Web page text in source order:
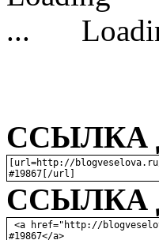
ССЫЛКА
ССЫЛКА